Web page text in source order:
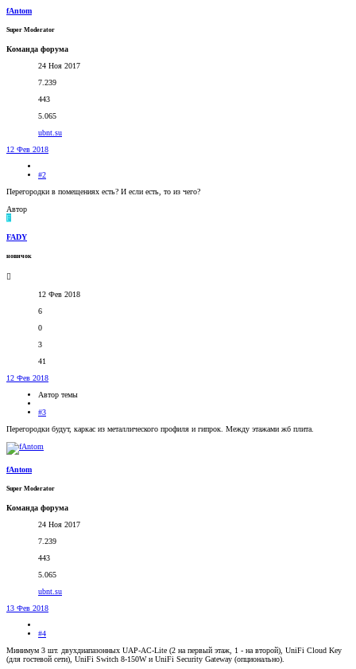
fAntom
Super Moderator
Команда форума
24 Ноя 2017
7.239
443
5.065
ubnt.su
12 Фев 2018
#2
Перегородки в помещениях есть? И если есть, то из чего?
Автор
F
FADY
новичок
12 Фев 2018
6
0
3
41
12 Фев 2018
Автор темы
#3
Перегородки будут, каркас из металлического профиля и гипрок. Между этажами жб плита.
fAntom
Super Moderator
Команда форума
24 Ноя 2017
7.239
443
5.065
ubnt.su
13 Фев 2018
#4
Минимум 3 шт. двухдиапазонных UAP-AC-Lite (2 на первый этаж, 1 - на второй), UniFi Cloud Key
(для гостевой сети), UniFi Switch 8-150W и UniFi Security Gateway (опционально).